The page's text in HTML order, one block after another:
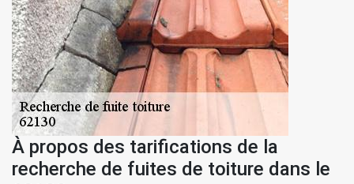
À propos des tarifications de la
recherche de fuites de toiture dans le